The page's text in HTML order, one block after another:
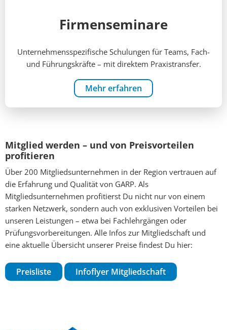
Firmenseminare
Unternehmensspezifische Schulungen für Teams, Fach-
und Führungskräfte – mit direktem Praxistransfer.
Mehr erfahren
Mitglied werden – und von Preisvorteilen
profitieren
Über 200 Mitgliedsunternehmen in der Region vertrauen auf
die Erfahrung und Qualität von GARP. Als
Mitgliedsunternehmen profitierst Du nicht nur von einem
starken Netzwerk, sondern auch von exklusiven Vorteilen bei
unseren Leistungen – etwa bei Fachlehrgängen oder
Prüfungsvorbereitungen. Alle Infos zur Mitgliedschaft und
eine aktuelle Übersicht unserer Preise findest Du hier:
Preisliste Infoflyer Mitgliedschaft